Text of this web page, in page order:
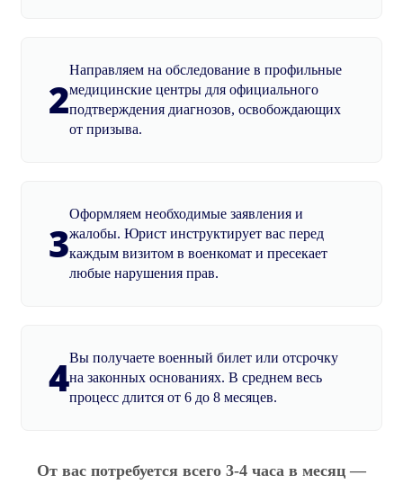
2
Направляем на обследование в профильные
медицинские центры для официального
подтверждения диагнозов, освобождающих
от призыва.
3
Оформляем необходимые заявления и
жалобы. Юрист инструктирует вас перед
каждым визитом в военкомат и пресекает
любые нарушения прав.
4Вы получаете военный билет или отсрочку
на законных основаниях. В среднем весь
процесс длится от 6 до 8 месяцев.
От вас потребуется всего 3-4 часа в месяц —